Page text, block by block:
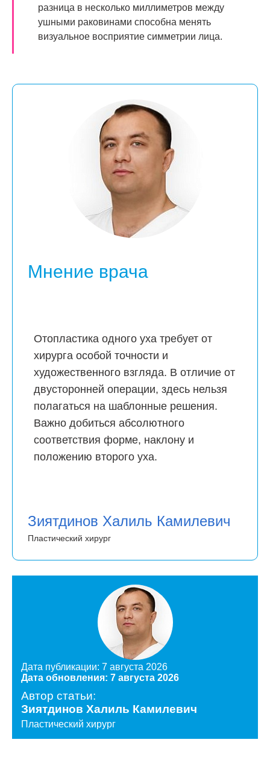
разница в несколько миллиметров между
ушными раковинами способна менять
визуальное восприятие симметрии лица.
Мнение врача
Отопластика одного уха требует от
хирурга особой точности и
художественного взгляда. В отличие от
двусторонней операции, здесь нельзя
полагаться на шаблонные решения.
Важно добиться абсолютного
соответствия форме, наклону и
положению второго уха.
Зиятдинов Халиль Камилевич
Пластический хирург
Дата публикации: 7 августа 2026
Дата обновления: 7 августа 2026
Автор статьи:
Зиятдинов Халиль Камилевич
Пластический хирург